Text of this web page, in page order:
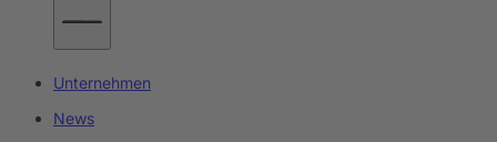
Unternehmen
News